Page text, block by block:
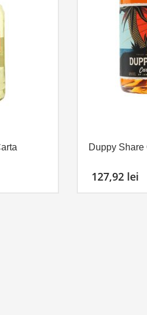
Duppy Share
127,92 lei